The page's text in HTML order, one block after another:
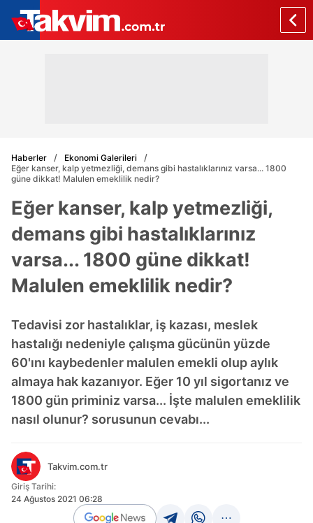
Haberler
Ekonomi Galerileri
Eğer kanser, kalp yetmezliği, demans gibi hastalıklarınız varsa... 1800
güne dikkat! Malulen emeklilik nedir?
Eğer kanser, kalp yetmezliği,
demans gibi hastalıklarınız
varsa... 1800 güne dikkat!
Malulen emeklilik nedir?
Tedavisi zor hastalıklar, iş kazası, meslek
hastalığı nedeniyle çalışma gücünün yüzde
60'ını kaybedenler malulen emekli olup aylık
almaya hak kazanıyor. Eğer 10 yıl sigortanız ve
1800 gün priminiz varsa... İşte malulen emeklilik
nasıl olunur? sorusunun cevabı...
Takvim.com.tr
Giriş Tarihi:
24 Ağustos 2021 06:28